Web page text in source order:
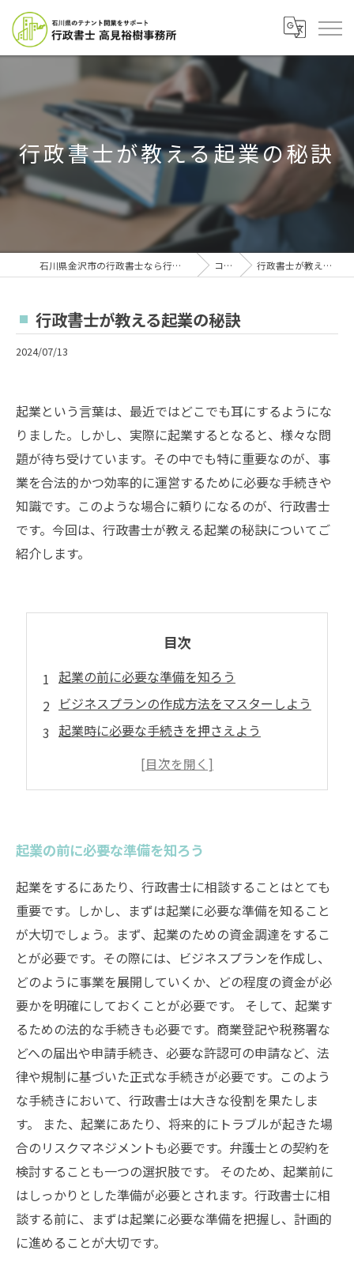
行政書士が教える起業の秘訣
石川県金沢市の行政書士なら行政書士高見裕樹事務所 コラム 行政書士が教える起業の秘訣
行政書士が教える起業の秘訣
2024/07/13
起業という言葉は、最近ではどこでも耳にするようにな
りました。しかし、実際に起業するとなると、様々な問
題が待ち受けています。その中でも特に重要なのが、事
業を合法的かつ効率的に運営するために必要な手続きや
知識です。このような場合に頼りになるのが、行政書士
です。今回は、行政書士が教える起業の秘訣についてご
紹介します。
目次
起業の前に必要な準備を知ろう
ビジネスプランの作成方法をマスターしよう
起業時に必要な手続きを押さえよう
起業後に重要な法務手続きを忘れずに行おう
起業の前に必要な準備を知ろう
起業をするにあたり、行政書士に相談することはとても
重要です。しかし、まずは起業に必要な準備を知ること
が大切でしょう。まず、起業のための資金調達をするこ
とが必要です。その際には、ビジネスプランを作成し、
どのように事業を展開していくか、どの程度の資金が必
要かを明確にしておくことが必要です。 そして、起業す
るための法的な手続きも必要です。商業登記や税務署な
どへの届出や申請手続き、必要な許認可の申請など、法
律や規制に基づいた正式な手続きが必要です。このよう
な手続きにおいて、行政書士は大きな役割を果たしま
す。 また、起業にあたり、将来的にトラブルが起きた場
合のリスクマネジメントも必要です。弁護士との契約を
検討することも一つの選択肢です。 そのため、起業前に
はしっかりとした準備が必要とされます。行政書士に相
談する前に、まずは起業に必要な準備を把握し、計画的
に進めることが大切です。